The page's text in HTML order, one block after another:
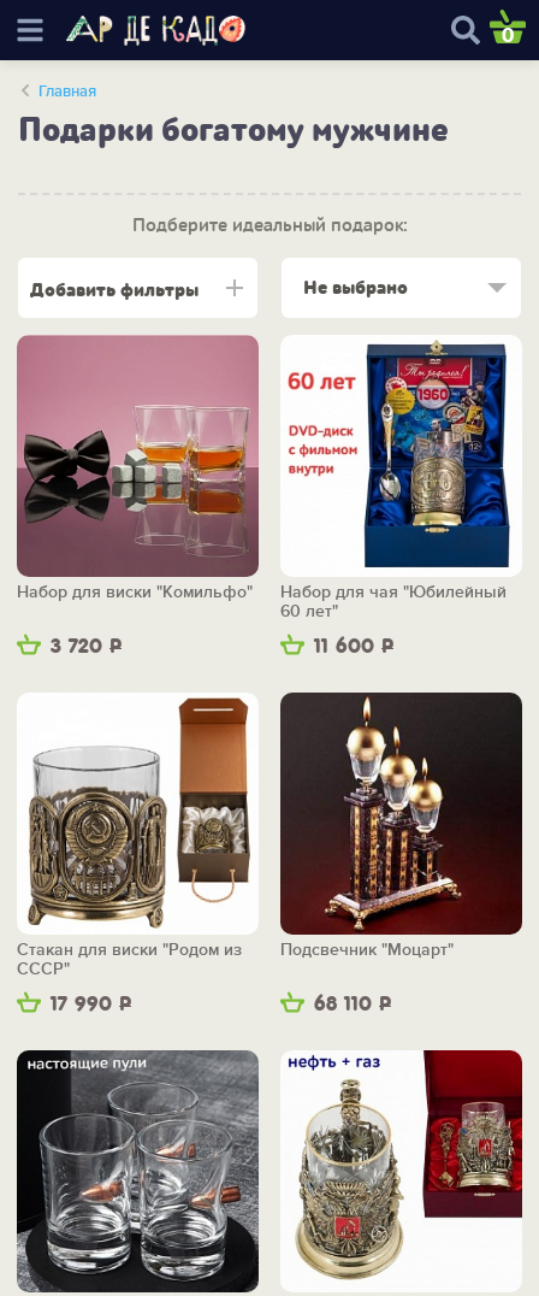
0
Главная
Подарки богатому мужчине
Подберите идеальный подарок:
Добавить фильтры Не выбрано
3 720 Р
Набор для виски "Комильфо"
11 600 Р
Набор для чая "Юбилейный
60 лет"
17 990 Р
Стакан для виски "Родом из
СССР"
68 110 Р
Подсвечник "Моцарт"